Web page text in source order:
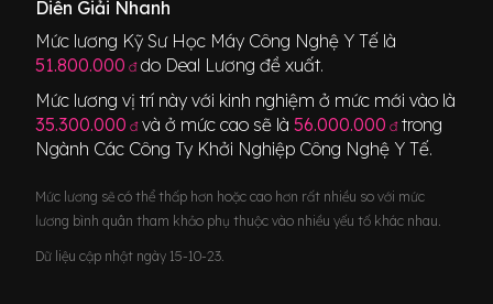
Diễn Giải Nhanh
Mức lương Kỹ Sư Học Máy Công Nghệ Y Tế là
51.800.000 đdo Deal Lương đề xuất.
Mức lương vị trí này với kinh nghiệm ở mức mới vào là
35.300.000 đ và ở mức cao sẽ là56.000.000 đ trong
Ngành Các Công Ty Khởi Nghiệp Công Nghệ Y Tế.
Mức lương sẽ có thể thấp hơn hoặc cao hơn rất nhiều so với mức
lương bình quân tham khảo phụ thuộc vào nhiều yếu tố khác nhau.
Dữ liệu cập nhật ngày 15-10-23.